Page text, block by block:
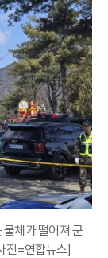
체가 떨어져 군
진=연합뉴스]